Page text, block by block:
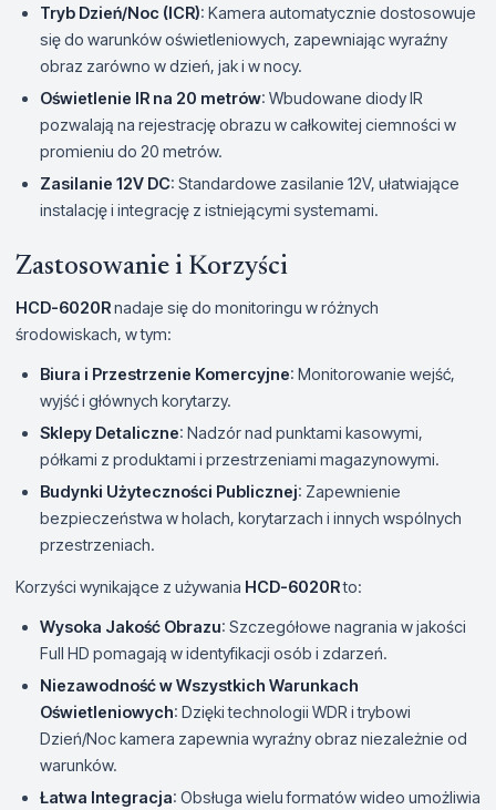
Tryb Dzień/Noc (ICR): Kamera automatycznie dostosowuje
się do warunków oświetleniowych, zapewniając wyraźny
obraz zarówno w dzień, jak i w nocy.
Oświetlenie IR na 20 metrów: Wbudowane diody IR
pozwalają na rejestrację obrazu w całkowitej ciemności w
promieniu do 20 metrów.
Zasilanie 12V DC: Standardowe zasilanie 12V, ułatwiające
instalację i integrację z istniejącymi systemami.
Zastosowanie i Korzyści
HCD-6020Rnadaje się do monitoringu w różnych
środowiskach, w tym:
Biura i Przestrzenie Komercyjne: Monitorowanie wejść,
wyjść i głównych korytarzy.
Sklepy Detaliczne: Nadzór nad punktami kasowymi,
półkami z produktami i przestrzeniami magazynowymi.
Budynki Użyteczności Publicznej: Zapewnienie
bezpieczeństwa w holach, korytarzach i innych wspólnych
przestrzeniach.
Korzyści wynikające z używania HCD-6020Rto:
Wysoka Jakość Obrazu: Szczegółowe nagrania w jakości
Full HD pomagają w identyfikacji osób i zdarzeń.
Niezawodność w Wszystkich Warunkach
Oświetleniowych: Dzięki technologii WDR i trybowi
Dzień/Noc kamera zapewnia wyraźny obraz niezależnie od
warunków.
Łatwa Integracja: Obsługa wielu formatów wideo umożliwia